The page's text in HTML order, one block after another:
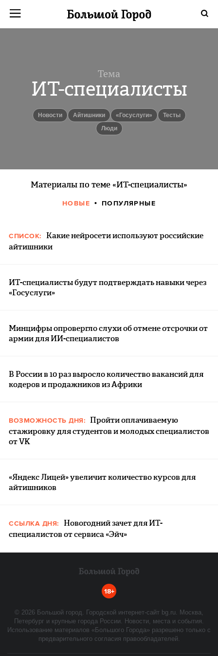
Тема
ИТ-специалисты
новости Айтишники «Госуслуги»
Тесты
люди
Материалы по теме «ИТ-специалисты»
НОВЫЕ ПОПУЛЯРНЫЕ
СПИСОК:
Какие нейросети используют российские
айтишники
ИТ-специалисты будут подтверждать навыки через
«Госуслуги»
Минцифры опровергло слухи об отмене отсрочки от
армии для ИИ-специалистов
В России в 10 раз выросло количество вакансий для
кодеров и продажников из Африки
ВОЗМОЖНОСТЬ ДНЯ: Пройти оплачиваемую
стажировку для студентов и молодых специалистов
от VK
«Яндекс Лицей» увеличит количество курсов для
айтишников
ССЫЛКА ДНЯ:
Новогодний зачет для ИТ-
специалистов от сервиса «Эйч»
18+
© 2026 Большой город. Городской интернет-сайт bg.ru. Москва,
Петербург и крупные города России. Новости, места и события.
Использование материалов «Большого Города» разрешено только с
предварительного согласия правообладателей.